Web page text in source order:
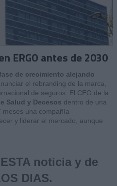
ERGO antes de 2030
de crecimiento alejando
el rebranding de la marca,
de seguros. El CEO de la
Salud y Decesos dentro de una
meses una compañía
y liderar el mercado, aunque
noticia y de
DIAS.